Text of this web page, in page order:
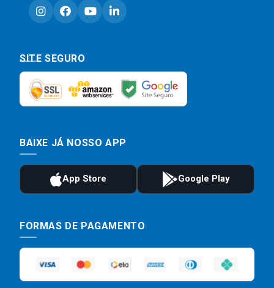
SITE SEGURO
BAIXE JÁ NOSSO APP
FORMAS DE PAGAMENTO